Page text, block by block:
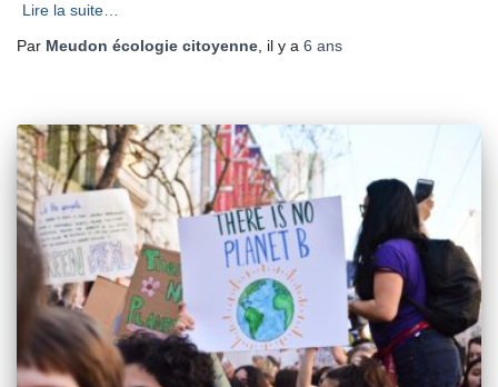
Lire la suite…
Par Meudon écologie citoyenne , il y a 6 ans